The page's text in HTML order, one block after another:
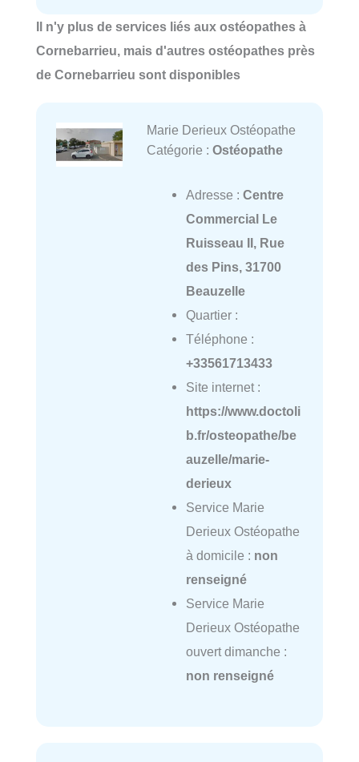
Il n'y plus de services liés aux ostéopathes à
Cornebarrieu, mais d'autres ostéopathes près
de Cornebarrieu sont disponibles
Marie Derieux Ostéopathe
Catégorie : Ostéopathe
Adresse : Centre
Commercial Le
Ruisseau II, Rue
des Pins, 31700
Beauzelle
Quartier :
Téléphone :
+33561713433
Site internet :
https://www.doctoli
b.fr/osteopathe/be
auzelle/marie-
derieux
Service Marie
Derieux Ostéopathe
à domicile : non
renseigné
Service Marie
Derieux Ostéopathe
ouvert dimanche :
non renseigné